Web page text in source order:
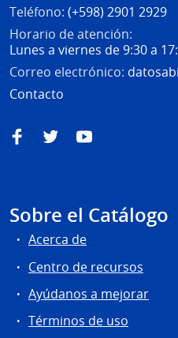
Teléfono: (+598) 2901 2929
Horario de atención:
Lunes a viernes de 9:30 a
Correo electrónico:
Contacto
FacebookTwitterYouTube
Sobre el Catálogo
Acerca de
Centro de recursos
Ayúdanos a mejorar
Términos de uso